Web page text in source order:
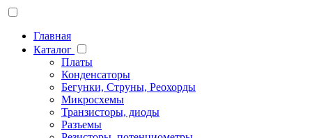
Главная
Каталог
Платы
Конденсаторы
Бегунки, Струны, Реохорды
Микросхемы
Транзисторы, диоды
Разъемы